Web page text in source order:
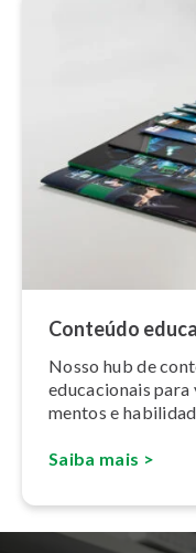
Conteúdo
Nosso hub de
edu­ca­ci­o­nais
men­tos e
Saiba mais >